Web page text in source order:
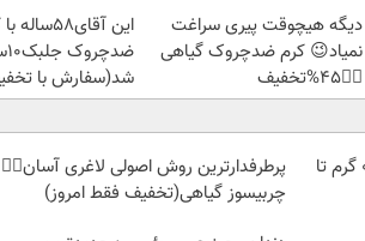
دیگه هیچوقت پیری سراغت
نمیاد😉 کرم ضدچروک گیاهی
👈🏻45%تخفیف
این
شد(سفارش با
خرید شمش پلمپ طلاسی، از ۰.۵ گرم تا
پرطرفدارترین روش اصولی لاغری آسان👈🏻
چربیسوز گیاهی(تخفیف فقط امروز)